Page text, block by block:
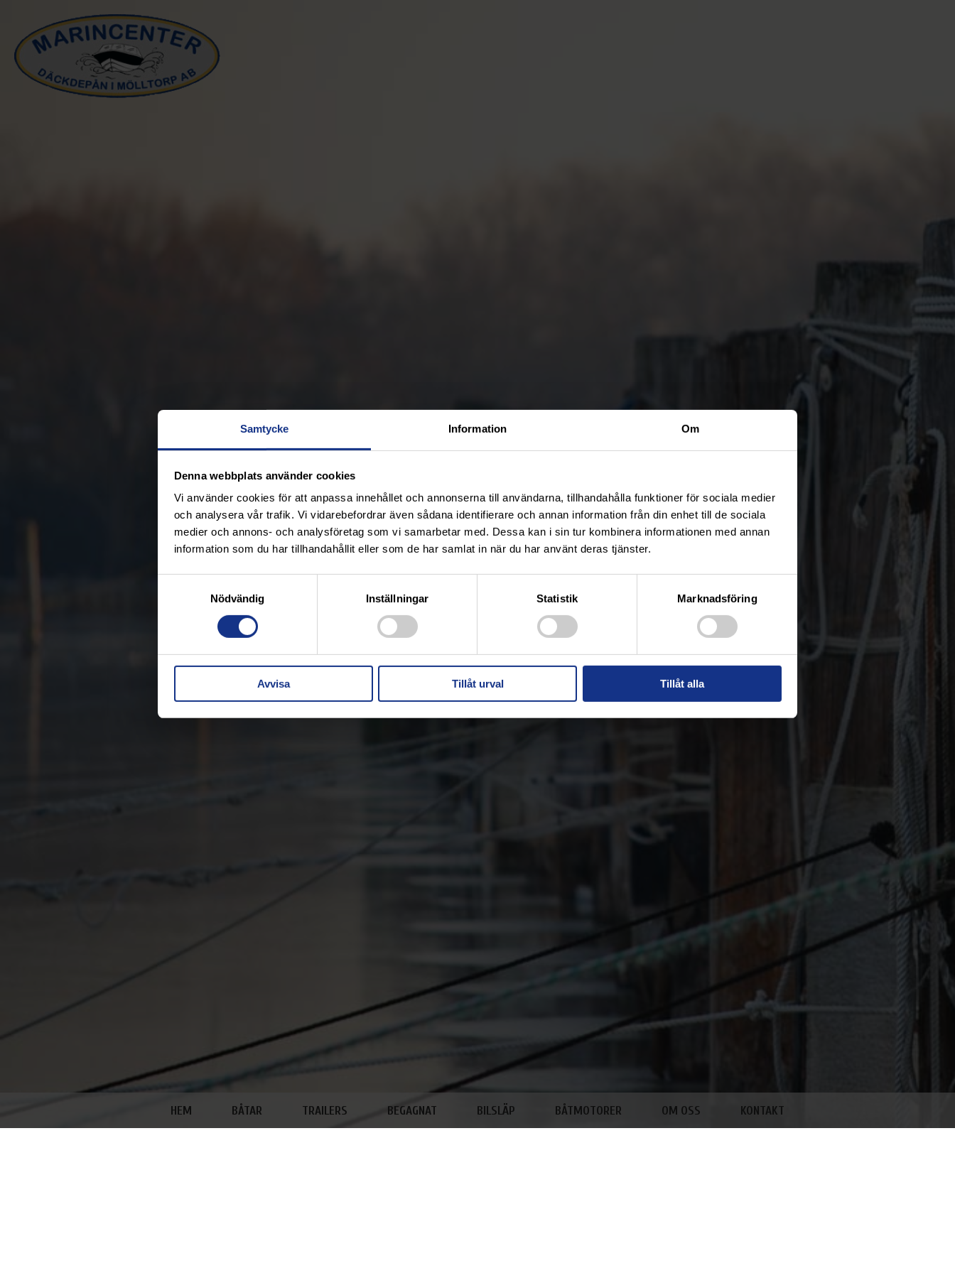
Samtycke Information Om
Denna webbplats använder cookies
Vi använder cookies för att anpassa innehållet och annonserna till användarna, tillhandahålla funktioner för sociala medier
och analysera vår trafik. Vi vidarebefordrar även sådana identifierare och annan information från din enhet till de sociala
medier och annons- och analysföretag som vi samarbetar med. Dessa kan i sin tur kombinera informationen med annan
information som du har tillhandahållit eller som de har samlat in när du har använt deras tjänster.
Nödvändig
Inställningar Statistik Marknadsföring
Avvisa Tillåt urval Tillåt alla
HEM BÅTAR TRAILERS BEGAGNAT BILSLÄP BÅTMOTORER OM OSS KONTAKT